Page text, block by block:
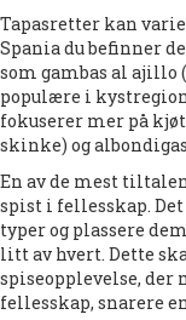
Tapasretter kan
Spania du befinner
som gambas al ajillo
populære i
fokuserer mer på
skinke) og
En av de mest
spist i fellesskap.
typer og plassere
litt av hvert. Dette
spiseopplevelse,
fellesskap, snarere